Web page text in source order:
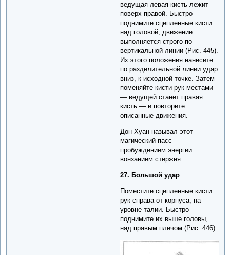
ведущая левая кисть лежит
поверх правой. Быстро
поднимите сцепленные кисти
над головой, движение
выполняется строго по
вертикальной линии (Рис. 445).
Их этого положения нанесите
по разделительной линии удар
вниз, к исходной точке. Затем
поменяйте кисти рук местами
— ведущей станет правая
кисть — и повторите
описанные движения.
Дон Хуан называл этот
магический пасс
пробуждением энергии
вонзанием стержня.
27. Большой удар
Поместите сцепленные кисти
рук справа от корпуса, на
уровне талии. Быстро
поднимите их выше головы,
над правым плечом (Рис. 446).